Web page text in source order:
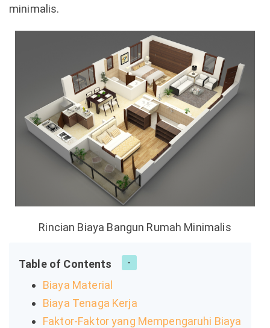
minimalis.
Rincian Biaya Bangun Rumah Minimalis
Table of Contents
Biaya Material
Biaya Tenaga Kerja
Faktor-Faktor yang Mempengaruhi Biaya